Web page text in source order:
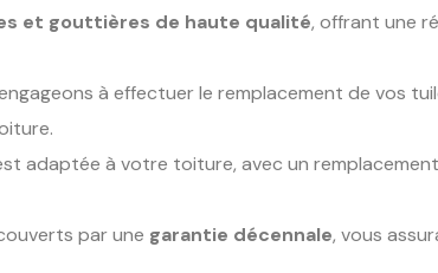
et gouttières de haute qualité, offrant une
à effectuer le remplacement de vos
adaptée à votre toiture, avec un
par une garantie décennale, vous